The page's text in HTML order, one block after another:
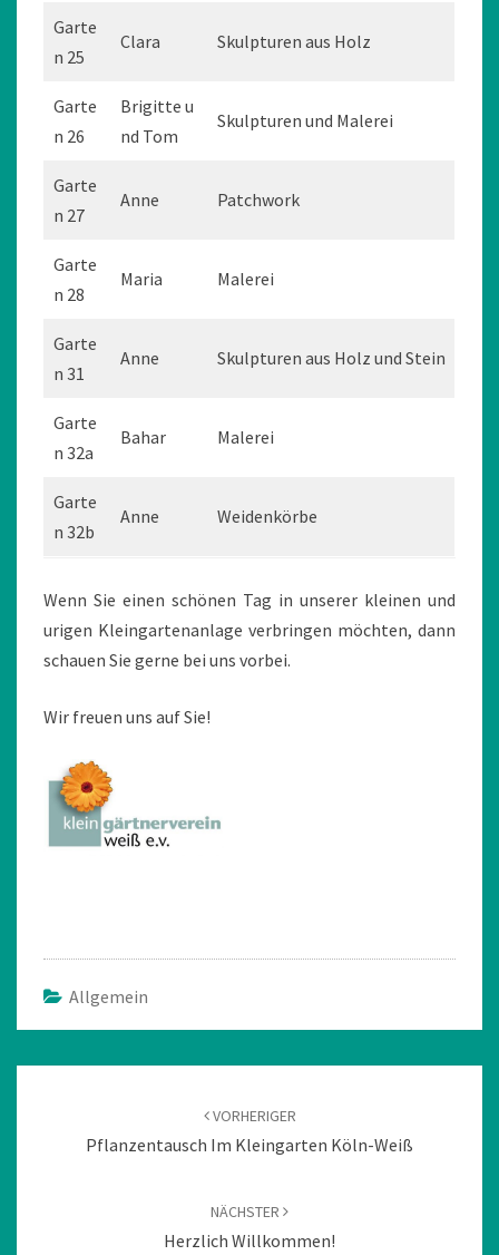
Garte
n 25
Clara Skulpturen aus Holz
Garte
n 26
Brigitte u
nd Tom
Skulpturen und Malerei
Garte
n 27
Anne Patchwork
Garte
n 28
Maria Malerei
Garte
n 31
Anne Skulpturen aus Holz und Stein
Garte
n 32a
Bahar Malerei
Garte
n 32b
Anne Weidenkörbe
Wenn Sie einen schönen Tag in unserer kleinen und
urigen Kleingartenanlage verbringen möchten, dann
schauen Sie gerne bei uns vorbei.
Wir freuen uns auf Sie!
Allgemein
VORHERIGER
Pflanzentausch Im Kleingarten Köln-Weiß
NÄCHSTER
Herzlich Willkommen!